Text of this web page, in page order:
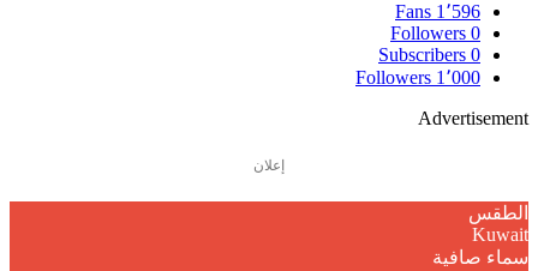
1٬596 Fans
0
Followers
0
Subscribers
1٬000 Followers
Advertisement
إعلان
الطقس
Kuwait
سماء صافية